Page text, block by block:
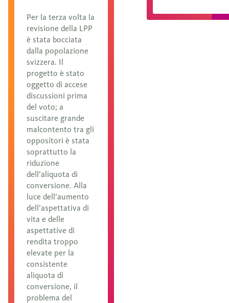
informazioni
Per la terza volta la
revisione della LPP
è stata bocciata
dalla popolazione
svizzera. Il
progetto è stato
oggetto di accese
discussioni prima
del voto; a
suscitare grande
malcontento tra gli
oppositori è stata
soprattutto la
riduzione
dell’aliquota di
conversione. Alla
luce dell’aumento
dell’aspettativa di
vita e delle
aspettative di
rendita troppo
elevate per la
consistente
aliquota di
conversione, il
problema del